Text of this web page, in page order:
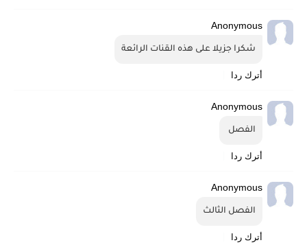
Anonymous
شكرا جزيلا على هذه القنات الرائعة
أترك ردا
Anonymous
الفصل
أترك ردا
Anonymous
الفصل الثالث
أترك ردا